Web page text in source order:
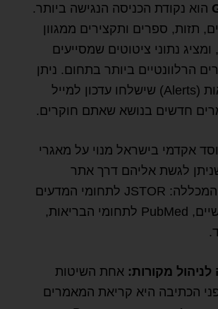
הוא נקודת הכניסה הנגישה ביותר.
תזות, ספרים ותקצירים ממגוון
נתוני ציטוטים שמסייעים
הרלוונטיים ביותר בתחום. ניתן
להפעיל בו התראות (Alerts) שישלחו עדכון למייל
חדשים בנושא שאתם חוקרים.
אקדמי בישראל מנוי על מאגרי
לגשת אליהם דרך אתר
האוניברסיטה או המכללה: JSTOR לתחומי המדעים
החברתיים והאנושיים, PubMed לתחומי הבריאות,
מקורות: אחת השיטות
הכתיבה היא קריאת המאמרים